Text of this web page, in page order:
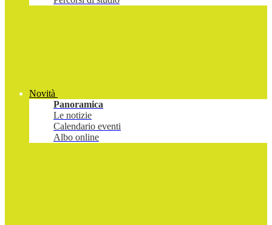
Novità
Panoramica
Le notizie
Calendario eventi
Albo online